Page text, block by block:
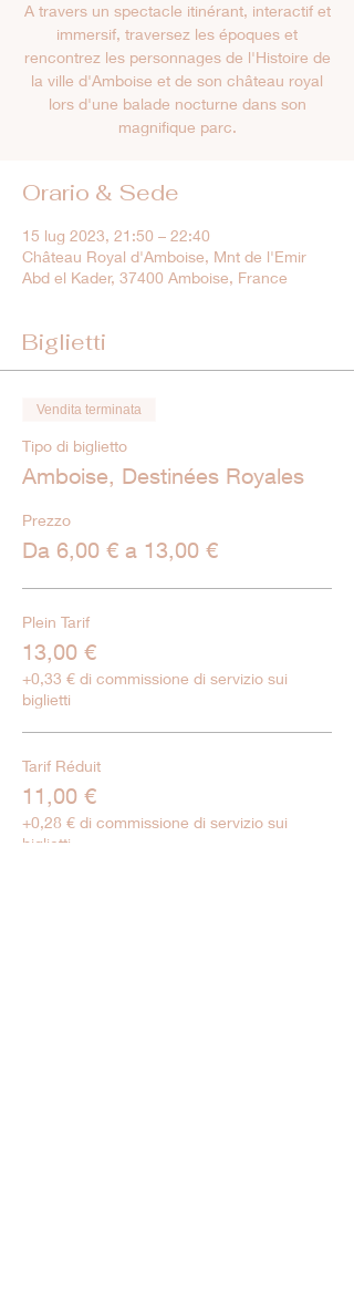
A travers un spectacle itinérant, interactif et
immersif, traversez les époques et
rencontrez les personnages de l'Histoire de
la ville d'Amboise et de son château royal
lors d'une balade nocturne dans son
magnifique parc.
Orario & Sede
15 lug 2023, 21:50 – 22:40
Château Royal d'Amboise, Mnt de l'Emir
Abd el Kader, 37400 Amboise, France
Biglietti
Vendita terminata
Tipo di biglietto
Amboise, Destinées Royales
Prezzo
Da 6,00 € a 13,00 €
Plein Tarif
13,00 €
+0,33 € di commissione di servizio sui
biglietti
Tarif Réduit
11,00 €
+0,28 € di commissione di servizio sui
biglietti